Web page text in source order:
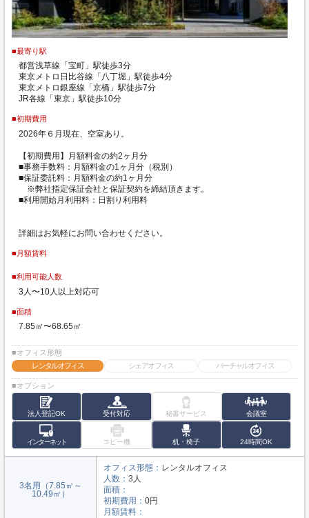
■最寄り駅
都営浅草線「宝町」駅徒歩3分
東京メトロ日比谷線「八丁堀」駅徒歩4分
東京メトロ銀座線「京橋」駅徒歩7分
JR各線「東京」駅徒歩10分
■初期費用
2026年６月現在、空室あり。
【初期費用】月額料金の約2ヶ月分
■事務手数料：月額料金の1ヶ月分（税別）
■保証委託料：月額料金の約1ヶ月分
※弊社指定保証会社と保証契約を締結頂きます。
■利用開始月利用料：日割り利用料
詳細はお気軽にお問い合わせください。
■月額賃料
■利用可能人数
3人〜10人以上対応可
■面積
7.85㎡〜68.65㎡
■オフィス形態
レンタルオフィス
シェアオフィス バーチャルオフィス
■オプション
法人登記OK 受付対応 秘書サービス 会議室
インターネット コピー機 机・椅子 24時間OK
3名用（7.85㎡～
10.49㎡）
オフィス形態： レンタルオフィス
人数： 3人
面積：
初期費用： 0円
月額賃料：